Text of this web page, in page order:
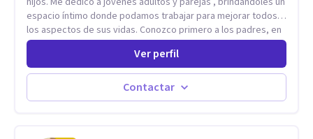
espacio íntimo donde podamos trabajar para mejorar todos
los aspectos de sus vidas. Conozco primero a los padres, en
el caso de niños u adolescentes, para luego seguir la terapia
con sus hijos, apuntalándolos en su futuro personal,
universitario y profesional, siempre conteniendo
paralelamente a los padres y brindándoles un espacio de
seguridad. Hago terapia de pareja y adultos con método
Ver perfil
Contactar